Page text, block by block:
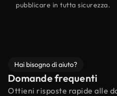
pubblicare in tutta sicurezza.
Hai bisogno di aiuto?
Domande frequenti
Ottieni risposte rapide alle